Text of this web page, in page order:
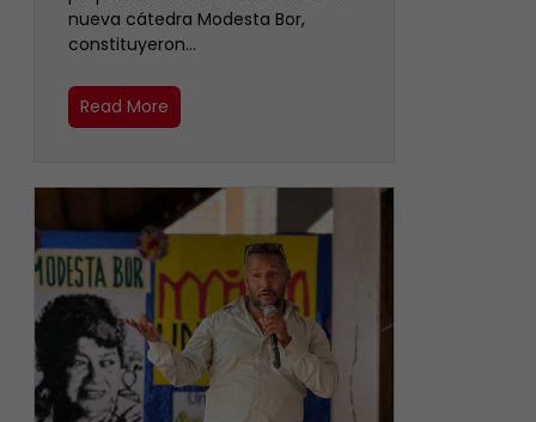
nueva cátedra Modesta Bor,
constituyeron…
Read More